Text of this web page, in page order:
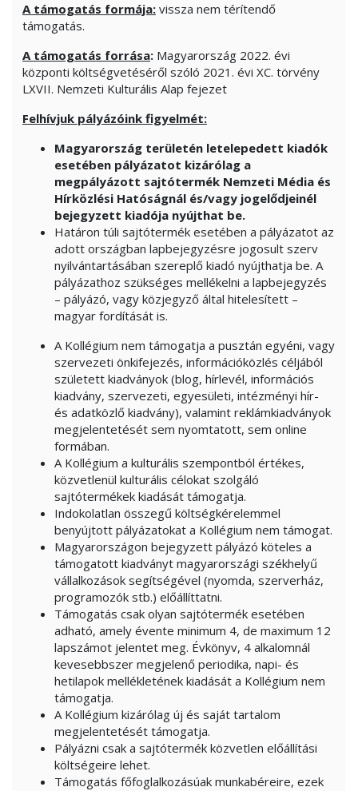
A támogatás formája: vissza nem térítendő
támogatás.
A támogatás forrása: Magyarország 2022. évi
központi költségvetéséről szóló 2021. évi XC. törvény
LXVII. Nemzeti Kulturális Alap fejezet
Felhívjuk pályázóink figyelmét:
Magyarország területén letelepedett kiadók
esetében pályázatot kizárólag a
megpályázott sajtótermék Nemzeti Média és
Hírközlési Hatóságnál és/vagy jogelődjeinél
bejegyzett kiadója nyújthat be.
Határon túli sajtótermék esetében a pályázatot az
adott országban lapbejegyzésre jogosult szerv
nyilvántartásában szereplő kiadó nyújthatja be. A
pályázathoz szükséges mellékelni a lapbejegyzés
– pályázó, vagy közjegyző által hitelesített –
magyar fordítását is.
A Kollégium nem támogatja a pusztán egyéni, vagy
szervezeti önkifejezés, információközlés céljából
született kiadványok (blog, hírlevél, információs
kiadvány, szervezeti, egyesületi, intézményi hír-
és adatközlő kiadvány), valamint reklámkiadványok
megjelentetését sem nyomtatott, sem online
formában.
A Kollégium a kulturális szempontból értékes,
közvetlenül kulturális célokat szolgáló
sajtótermékek kiadását támogatja.
Indokolatlan összegű költségkérelemmel
benyújtott pályázatokat a Kollégium nem támogat.
Magyarországon bejegyzett pályázó köteles a
támogatott kiadványt magyarországi székhelyű
vállalkozások segítségével (nyomda, szerverház,
programozók stb.) előállíttatni.
Támogatás csak olyan sajtótermék esetében
adható, amely évente minimum 4, de maximum 12
lapszámot jelentet meg. Évkönyv, 4 alkalomnál
kevesebbszer megjelenő periodika, napi- és
hetilapok mellékletének kiadását a Kollégium nem
támogatja.
A Kollégium kizárólag új és saját tartalom
megjelentetését támogatja.
Pályázni csak a sajtótermék közvetlen előállítási
költségeire lehet.
Támogatás főfoglalkozásúak munkabéreire, ezek